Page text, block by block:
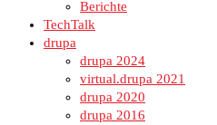
Berichte
TechTalk
drupa
drupa 2024
virtual.drupa 2021
drupa 2020
drupa 2016